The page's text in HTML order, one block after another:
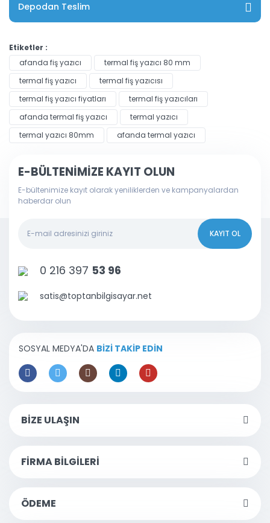
Depodan Teslim
Etiketler :
afanda fiş yazıcı
termal fiş yazıcı 80 mm
termal fiş yazıcı
termal fiş yazıcısı
termal fiş yazıcı fiyatları
termal fiş yazıcıları
afanda termal fiş yazıcı
termal yazıcı
termal yazıcı 80mm
afanda termal yazıcı
E-BÜLTENİMİZE KAYIT OLUN
E-bültenimize kayıt olarak yeniliklerden ve kampanyalardan
haberdar olun
KAYIT OL
0 216 397 53 96
satis@toptanbilgisayar.net
SOSYAL MEDYA'DA BİZİ TAKİP EDİN
BİZE ULAŞIN
FİRMA BİLGİLERİ
ÖDEME